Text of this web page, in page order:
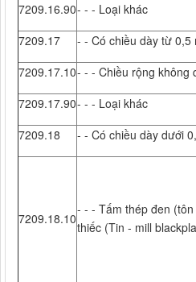
7209.16.90- - - Loại khác
7209.17
- - Có chiều dày từ 0,5
7209.17.10- - - Chiều rộng không
7209.17.90- - - Loại khác
7209.18
- - Có chiều dày dưới
7209.18.10
- - - Tấm thép đen
thiếc (Tin - mill